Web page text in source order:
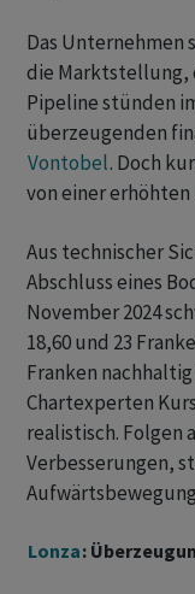
Das Unternehmen
die Marktstellung,
Pipeline stünden
überzeugenden
Vontobel. Doch
von einer
Aus technischer
Abschluss eines
November 2024
18,60 und 23
Franken
Chartexperten
realistisch. Folgen
Verbesserungen,
Lonza: